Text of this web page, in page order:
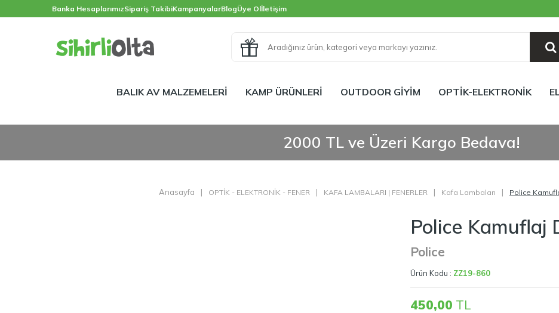
Banka HesaplarımızSipariş TakibiKampanyalarBlogÜye Olİletişim
BALIK AV MALZEMELERİ KAMP ÜRÜNLERİ OUTDOOR GİYİM OPTİK-ELEKTRONİK
2000 TL ve Üzeri Kargo Bedava!
Anasayfa | OPTİK - ELEKTRONİK - FENER | KAFA LAMBALARI | FENERLER | Kafa Lambaları | Police
Police Kamuflaj
Police
Ürün Kodu : ZZ19-860
450,00 TL